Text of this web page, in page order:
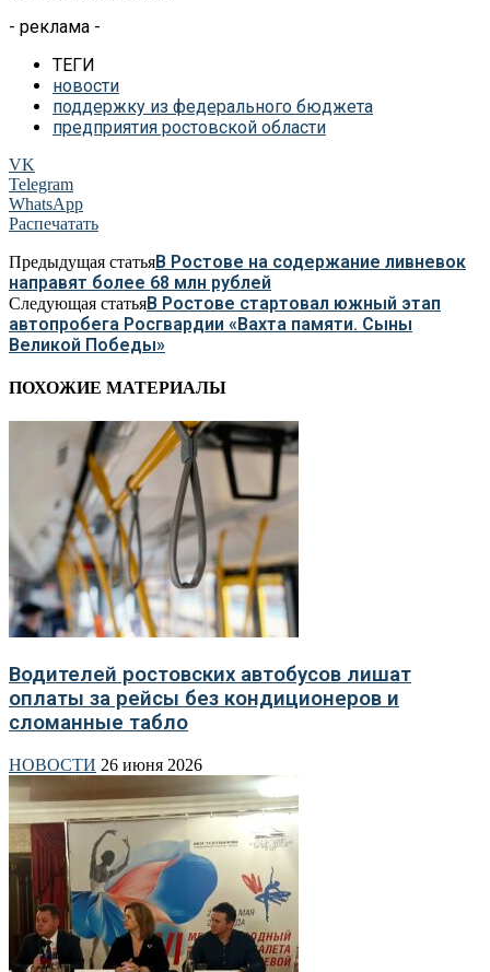
- реклама -
ТЕГИ
новости
поддержку из федерального бюджета
предприятия ростовской области
VK
Telegram
WhatsApp
Распечатать
Предыдущая статьяВ Ростове на содержание ливневок
направят более 68 млн рублей
Следующая статьяВ Ростове стартовал южный этап
автопробега Росгвардии «Вахта памяти. Сыны
Великой Победы»
ПОХОЖИЕ МАТЕРИАЛЫ
Водителей ростовских автобусов лишат
оплаты за рейсы без кондиционеров и
сломанные табло
НОВОСТИ 26 июня 2026